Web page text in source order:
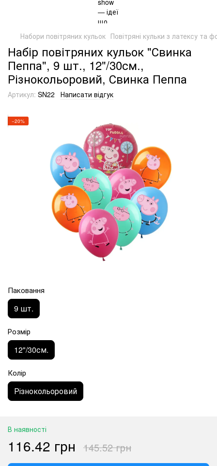
Набори повітряних кульок Повітряні кульки з латексу та
Набір повітряних кульок "Свинка
Пеппа", 9 шт., 12"/30см.,
Різнокольоровий, Свинка Пеппа
Артикул: SN22 Написати відгук
−20%
Паковання
9 шт.
Розмір
12"/30см.
Колір
Різнокольоровий
В наявності
116.42 грн 145.52 грн